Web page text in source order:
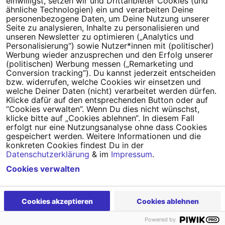
Tipps für deine Petition
Darum WeAct
Partnerprogramm
Erfolgreiche Petitionen
FAQs
Nutzungsbedingungen
Datenschutz
Impressum
Cookie-Einstellungen
Powered byCampact
ähnliche Technologien) ein und verarbeiten Deine
personenbezogene Daten, um Deine Nutzung unserer
Seite zu analysieren, Inhalte zu personalisieren und
unseren Newsletter zu optimieren („Analytics und
Personalisierung“) sowie Nutzer*innen mit (politischer)
Werbung wieder anzusprechen und den Erfolg unserer
(politischen) Werbung messen („Remarketing und
Conversion tracking“). Du kannst jederzeit entscheiden
bzw. widerrufen, welche Cookies wir einsetzen und
welche Deiner Daten (nicht) verarbeitet werden dürfen.
Klicke dafür auf den entsprechenden Button oder auf
“Cookies verwalten”. Wenn Du dies nicht wünschst,
klicke bitte auf „Cookies ablehnen“. In diesem Fall
erfolgt nur eine Nutzungsanalyse ohne dass Cookies
gespeichert werden. Weitere Informationen und die
konkreten Cookies findest Du in der
Datenschutzerklärung & im Impressum.
Cookies akzeptieren Cookies ablehnen
Cookies verwalten
Powered by